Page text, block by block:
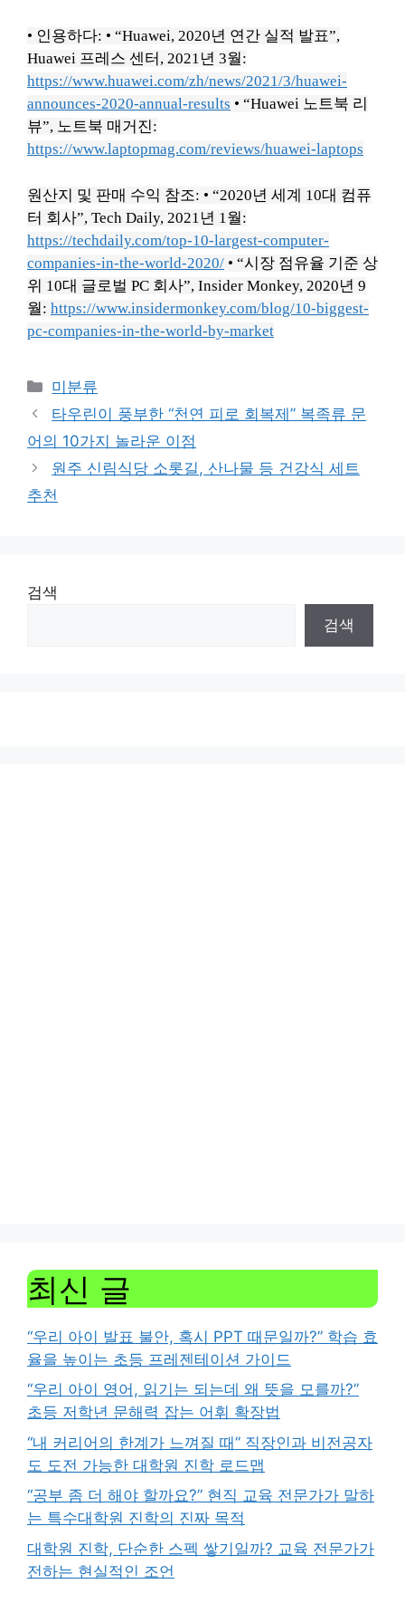
• 인용하다: • “Huawei, 2020년 연간 실적 발표”,
Huawei 프레스 센터, 2021년 3월:
https://www.huawei.com/zh/news/2021/3/huawei-
announces-2020-annual-results • “Huawei 노트북 리
뷰”, 노트북 매거진:
https://www.laptopmag.com/reviews/huawei-laptops
원산지 및 판매 수익 참조: • “2020년 세계 10대 컴퓨
터 회사”, Tech Daily, 2021년 1월:
https://techdaily.com/top-10-largest-computer-
companies-in-the-world-2020/ • “시장 점유율 기준 상
위 10대 글로벌 PC 회사”, Insider Monkey, 2020년 9
월: https://www.insidermonkey.com/blog/10-biggest-
pc-companies-in-the-world-by-market
Categories
미분류
타우린이 풍부한 “천연 피로 회복제” 복족류 문
어의 10가지 놀라운 이점
원주 신림식당 소롯길, 산나물 등 건강식 세트
추천
검색
검색
최신 글
“우리 아이 발표 불안, 혹시 PPT 때문일까?” 학습 효
율을 높이는 초등 프레젠테이션 가이드
“우리 아이 영어, 읽기는 되는데 왜 뜻을 모를까?”
초등 저학년 문해력 잡는 어휘 확장법
“내 커리어의 한계가 느껴질 때” 직장인과 비전공자
도 도전 가능한 대학원 진학 로드맵
“공부 좀 더 해야 할까요?” 현직 교육 전문가가 말하
는 특수대학원 진학의 진짜 목적
대학원 진학, 단순한 스펙 쌓기일까? 교육 전문가가
전하는 현실적인 조언